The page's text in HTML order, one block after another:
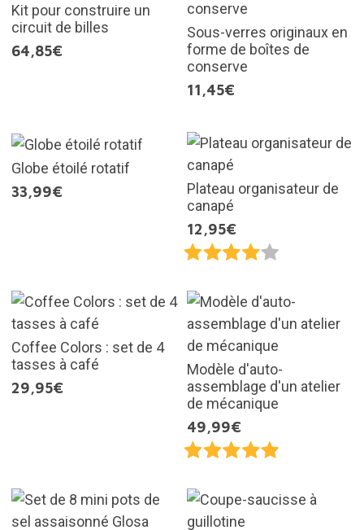
Kit pour construire un
circuit de billes
64,85€
Sous-verres originaux en
forme de boîtes de
conserve
11,45€
Globe étoilé rotatif
33,99€
Plateau organisateur de
canapé
12,95€
Coffee Colors : set de 4
tasses à café
29,95€
Modèle d'auto-
assemblage d'un atelier
de mécanique
49,99€